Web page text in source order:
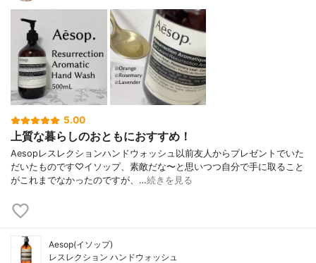
5.00
上質な暮らしのおともにおすすめ！
Aesopレスレクションハンドウォッシュ以前友人からプレゼントでいた
だいたものです♡イソップ、素敵だな〜と思いつつ自分で手に取ること
がこれまでなかったのですが、…続きを見る
Aesop(イソップ)
レスレクション ハンドウォッシュ